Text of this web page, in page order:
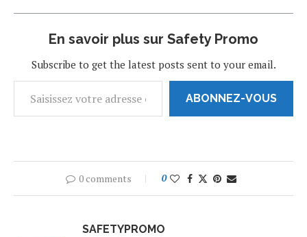
Minne­sota où il était
million de dollars a été
En savoir plus sur Safety Promo
Subscribe to get the latest posts sent to your email.
ABONNEZ-VOUS
0 comments 0
SAFETYPROMO